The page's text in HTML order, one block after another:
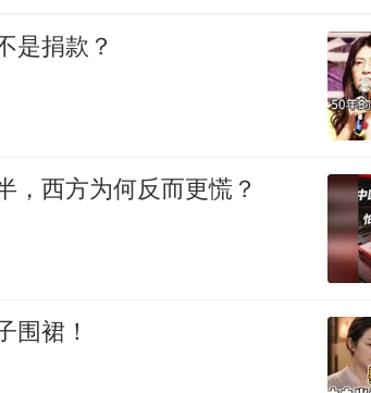
是捐款？
，西方为何反而更慌？
围裙！